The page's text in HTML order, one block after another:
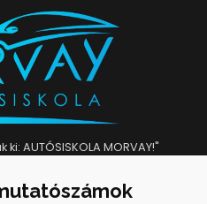
AUTÓSISKOLA MORVAY!"